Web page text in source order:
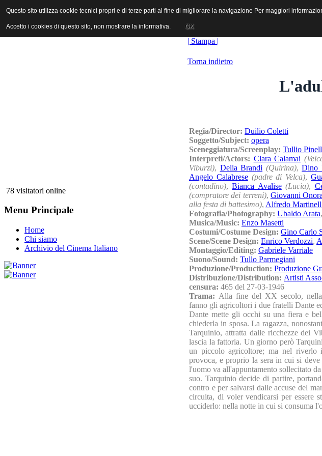
ANICA | Associazione Nazionale Industrie Cinematografiche Audiovisive e Multimediali
78 visitatori online
Menu Principale
Home
Chi siamo
Archivio del Cinema Italiano
| Stampa |
Torna indietro
Regia/Director: Duilio Coletti
Soggetto/Subject: opera
Sceneggiatura/Screenplay: Tullio
Interpreti/Actors: Clara Calamai
Viburzi), Delia Brandi (Quirina),Dino
Angelo Calabrese (padre di Velca),
(contadino),Bianca Avalise (Lucia),
(compratore dei terreni), Giovanni
alla festa di battesimo), Alfredo
Fotografia/Photography: Ubaldo Arata,
Musica/Music: Enzo Masetti
Costumi/Costume Design: Gino Carlo
Scene/Scene Design: Enrico Verdozzi,
Montaggio/Editing: Gabriele Varriale
Suono/Sound: Tullo Parmegiani
Produzione/Production: Produzione
Distribuzione/Distribution: Artisti
censura: 465 del 27-03-1946
Trama: Alla fine del XX secolo, nella
fanno gli agricoltori i due fratelli Dante
Dante mette gli occhi su una fiera e
chiederla in sposa. La ragazza,
Tarquinio, attratta dalle ricchezze dei
lascia la fattoria. Un giorno però
un piccolo agricoltore; ma nel riverlo
provoca, e proprio la sera in cui si
l'uomo va all'appuntamento sollecitato
suo. Tarquinio decide di partire,
contro e per salvarsi dalle accuse del
circuita, di voler vendicarsi per essere
ucciderlo: nella notte in cui si consuma
Questo sito utilizza cookie tecnici propri e di terze parti al fine di migliorare la navigazione Per maggiori
Accetto i cookies di questo sito, non mostrare la informativa. OK
Questo sito utilizza cookie tecnici propri e di terze parti al fine di migliorare la navigazione Per maggiori
Accetto i cookies di questo sito, non mostrare la informativa. OK